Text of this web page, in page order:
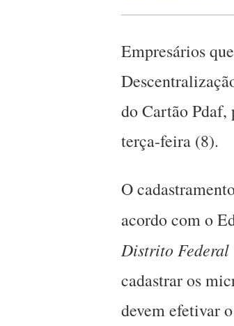
Empresários
do Cartão Pdaf,
terça-feira (8).
O
acordo com o
Distrito Federal
cadastrar os
devem efetivar